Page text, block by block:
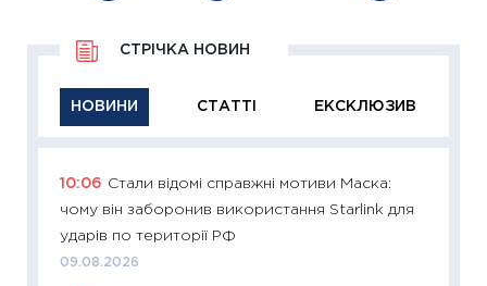
НОВИНИ СТАТТІ ЕКСКЛЮЗИВ
СТРІЧКА НОВИН
10:06 Стали відомі справжні мотиви Маска:
чому він заборонив використання Starlink для
ударів по території РФ
09.08.2026